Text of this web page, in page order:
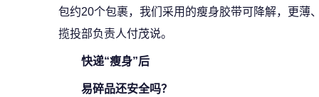
包约20个包裹，我们采用的瘦身胶带可降解，更薄
揽投部负责人付茂说。
快递“瘦身”后
易碎品还安全吗？